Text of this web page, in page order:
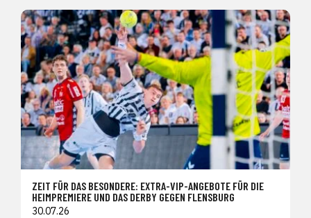
ZEIT FÜR DAS BESONDERE: EXTRA-VIP-ANGEBOTE FÜR DIE
HEIMPREMIERE UND DAS DERBY GEGEN FLENSBURG
30.07.26